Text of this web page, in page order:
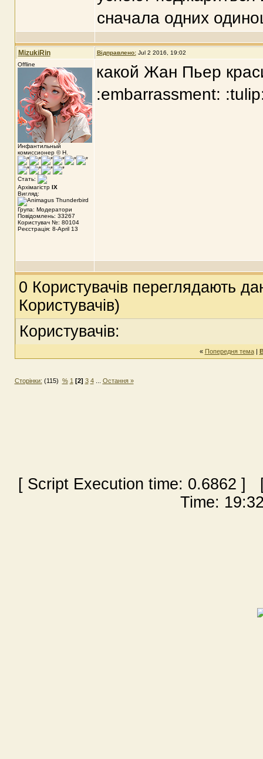
сначала одних
MizukiRin Відправлено: Jul 2 2016, 19:02
Offline
Инфантильный
комиссионер © Н.
Стать:
Архімагістр IX
Вигляд:
Група: Модератори
Повідомлень: 33267
Користувач №: 80104
Реєстрація: 8-April 13
какой Жан Пьер
:embarrassment:
0 Користувачів переглядають
Користувачів)
Користувачів:
« Попередня тема|
Сторінки: (115) % 1 [2] 3 4... Остання »
[ Script Execution time: 0.6862 ] [
Time: